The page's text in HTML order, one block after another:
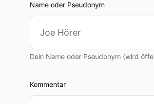
Name oder Pseudonym
Dein Name oder Pseudonym (wird
Kommentar